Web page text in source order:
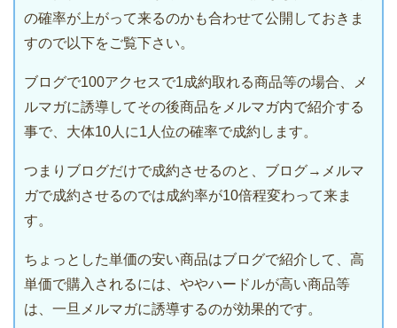
の確率が上がって来るのかも合わせて公開しておきま
すので以下をご覧下さい。
ブログで100アクセスで1成約取れる商品等の場合、メ
ルマガに誘導してその後商品をメルマガ内で紹介する
事で、大体10人に1人位の確率で成約します。
つまりブログだけで成約させるのと、ブログ→メルマ
ガで成約させるのでは成約率が10倍程変わって来ま
す。
ちょっとした単価の安い商品はブログで紹介して、高
単価で購入されるには、ややハードルが高い商品等
は、一旦メルマガに誘導するのが効果的です。